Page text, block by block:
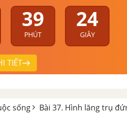
39
PHÚT
24
GIÂY
TIẾT
sống
Bài 37. Hình lăng trụ